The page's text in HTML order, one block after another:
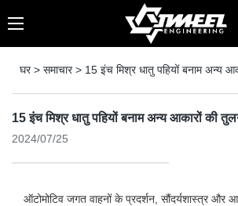
घर> समाचार> 15 इंच मिश्र धातु पहियों बनाम अन्य
15 इंच मिश्र धातु पहियों बनाम अन्य आकारों की
2024/07/25
ऑटोमोटिव जगत वाहनों के प्रदर्शन, सौंदर्यशास्त्र और